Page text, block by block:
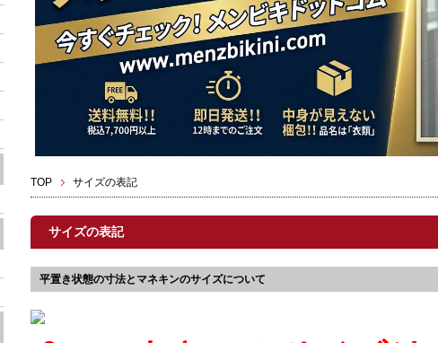
TOP サイズの表記
サイズの表記
平置き状態の寸法とマネキンのサイズについて